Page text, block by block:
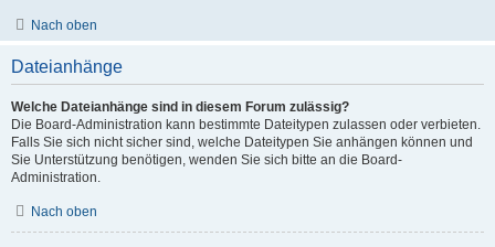
Nach oben
Dateianhänge
Welche Dateianhänge sind in diesem Forum zulässig?
Die Board-Administration kann bestimmte Dateitypen zulassen oder verbieten.
Falls Sie sich nicht sicher sind, welche Dateitypen Sie anhängen können und
Sie Unterstützung benötigen, wenden Sie sich bitte an die Board-
Administration.
Nach oben